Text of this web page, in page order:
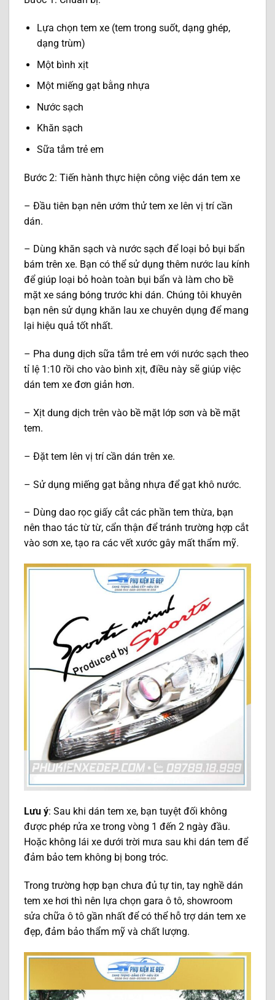
Lựa chọn tem xe (tem trong suốt, dạng ghép,
dạng trùm)
Một bình xịt
Một miếng gạt bằng nhựa
Nước sạch
Khăn sạch
Sữa tắm trẻ em
Bước 2: Tiến hành thực hiện công việc dán tem xe
– Đầu tiên bạn nên ướm thử tem xe lên vị trí cần
dán.
– Dùng khăn sạch và nước sạch để loại bỏ bụi bẩn
bám trên xe. Bạn có thể sử dụng thêm nước lau kính
để giúp loại bỏ hoàn toàn bụi bẩn và làm cho bề
mặt xe sáng bóng trước khi dán. Chúng tôi khuyên
bạn nên sử dụng khăn lau xe chuyên dụng để mang
lại hiệu quả tốt nhất.
– Pha dung dịch sữa tắm trẻ em với nước sạch theo
tỉ lệ 1:10 rồi cho vào bình xịt, điều này sẽ giúp việc
dán tem xe đơn giản hơn.
– Xịt dung dịch trên vào bề mặt lớp sơn và bề mặt
tem.
– Đặt tem lên vị trí cần dán trên xe.
– Sử dụng miếng gạt bằng nhựa để gạt khô nước.
– Dùng dao rọc giấy cắt các phần tem thừa, bạn
nên thao tác từ từ, cẩn thận để tránh trường hợp cắt
vào sơn xe, tạo ra các vết xước gây mất thẩm mỹ.
Lưu ý: Sau khi dán tem xe, bạn tuyệt đối không
được phép rửa xe trong vòng 1 đến 2 ngày đầu.
Hoặc không lái xe dưới trời mưa sau khi dán tem để
đảm bảo tem không bị bong tróc.
Trong trường hợp bạn chưa đủ tự tin, tay nghề dán
tem xe hơi thì nên lựa chọn gara ô tô, showroom
sửa chữa ô tô gần nhất để có thể hỗ trợ dán tem xe
đẹp, đảm bảo thẩm mỹ và chất lượng.